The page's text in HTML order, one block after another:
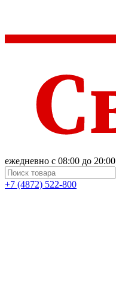
ежедневно с 08:00 до 20:00
+7 (4872) 522-800